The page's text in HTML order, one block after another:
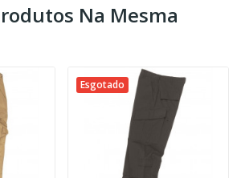
Na Mesma
Esgotado